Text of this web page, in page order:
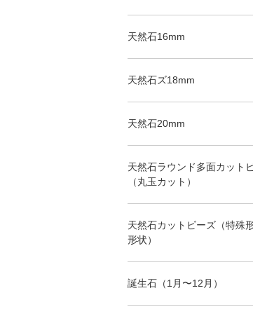
天然石16mm
天然石ズ18mm
天然石20mm
天然石ラウンド多面カット
（丸玉カット）
天然石カットビーズ（特殊
形状）
誕生石（1月〜12月）